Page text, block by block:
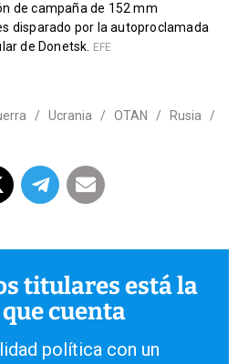
de campaña de 152 mm
disparado por la autoproclamada
de Donetsk. EFE
/ Ucrania / OTAN / Rusia
/
titulares está la
cuenta
política con un